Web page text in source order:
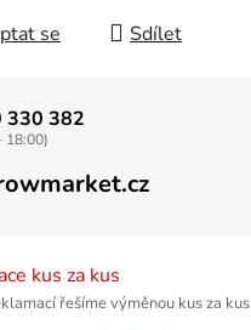
se Sdílet
330 382
18:00)
kus za kus
řešíme výměnou kus za kus